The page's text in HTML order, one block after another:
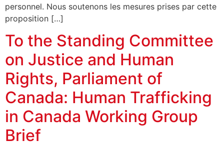
personnel. Nous soutenons les mesures prises par cette
proposition […]
To the Standing Committee
on Justice and Human
Rights, Parliament of
Canada: Human Trafficking
in Canada Working Group
Brief